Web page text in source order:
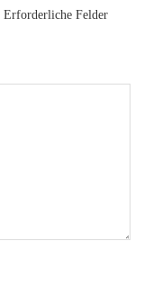
Erforderliche Felder